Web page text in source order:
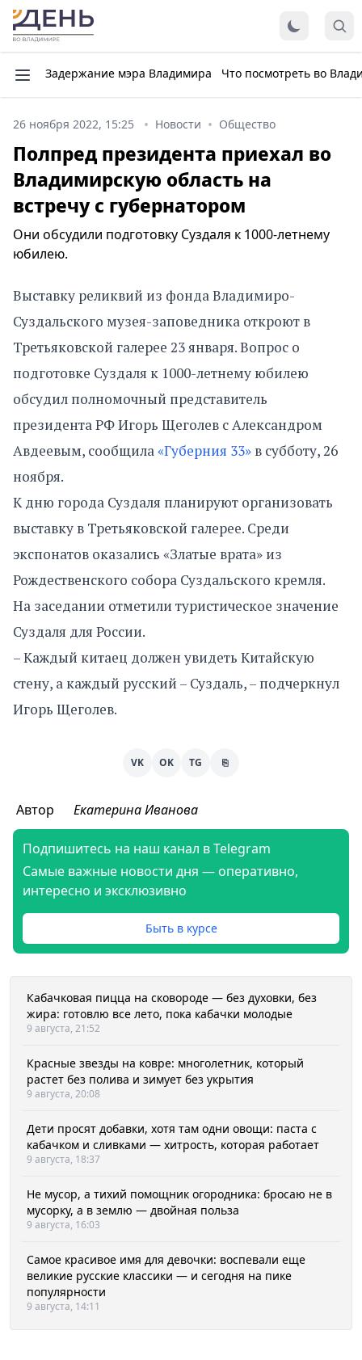
Задержание мэра Владимира Что посмотреть во
26 ноября 2022, 15:25 Новости Общество
Полпред президента приехал во
Владимирскую область на
встречу с губернатором
Они обсудили подготовку Суздаля к 1000-летнему
юбилею.
Выставку реликвий из фонда Владимиро-
Суздальского музея-заповедника откроют в
Третьяковской галерее 23 января. Вопрос о
подготовке Суздаля к 1000-летнему юбилею
обсудил полномочный представитель
президента РФ Игорь Щеголев с Александром
Авдеевым, сообщила«Губерния 33» в субботу, 26
ноября.
К дню города Суздаля планируют организовать
выставку в Третьяковской галерее. Среди
экспонатов оказались «Златые врата» из
Рождественского собора Суздальского кремля.
На заседании отметили туристическое значение
Суздаля для России.
– Каждый китаец должен увидеть Китайскую
стену, а каждый русский – Суздаль, – подчеркнул
Игорь Щеголев.
VK OK TG ⎘
Автор Екатерина Иванова
Подпишитесь на наш канал в Telegram
Самые важные новости дня — оперативно,
интересно и эксклюзивно
Быть в курсе
Кабачковая пицца на сковороде — без духовки, без
жира: готовлю все лето, пока кабачки молодые
9 августа, 21:52
Красные звезды на ковре: многолетник, который
растет без полива и зимует без укрытия
9 августа, 20:08
Дети просят добавки, хотя там одни овощи: паста с
кабачком и сливками — хитрость, которая работает
9 августа, 18:37
Не мусор, а тихий помощник огородника: бросаю не в
мусорку, а в землю — двойная польза
9 августа, 16:03
Самое красивое имя для девочки: воспевали еще
великие русские классики — и сегодня на пике
популярности
9 августа, 14:11